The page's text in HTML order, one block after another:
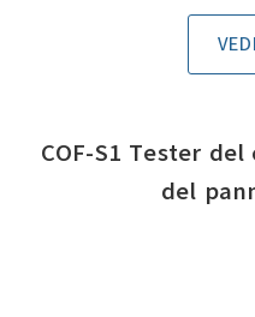
COF-S1 Tester
del